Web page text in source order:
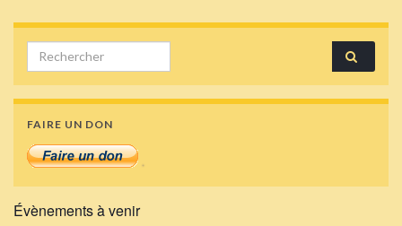
Search for:
FAIRE UN DON
Évènements à venir